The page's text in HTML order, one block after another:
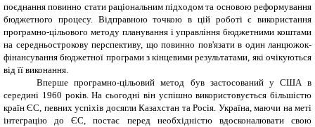
поєднання повинно стати раціональним підходом та основою реформування
бюджетного процесу. Відправною точкою в цій роботі є використання
програмно-цільового методу планування і управління бюджетними коштами
на середньострокову перспективу, що повинно пов'язати в один ланцюжок-
фінансування бюджетної програми з кінцевими результатами, які очікуються
від її виконання.
Вперше програмно-цільовий метод був застосований у США в
середині 1960 років. На сьогодні він успішно використовується більшістю
країн ЄС, певних успіхів досягли Казахстан та Росія. Україна, маючи на меті
інтеграцію до ЄС, постає перед необхідністю вдосконалювати свою